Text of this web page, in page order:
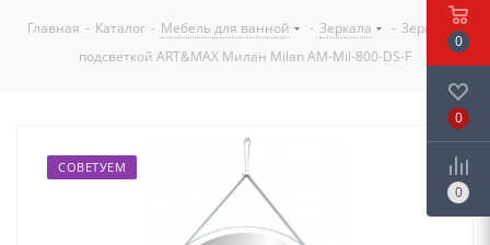
Главная - Каталог - Мебель для ванной - Зеркала - Зеркало с
подсветкой ART&MAX Милан Milan AM-Mil-800-DS-F
СОВЕТУЕМ
0
0
0